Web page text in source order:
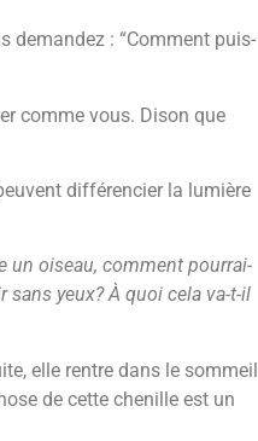
demandez : “Comment puis-
comme vous. Dison que
différencier la lumière
un oiseau, comment pourrai-
sans yeux? À quoi cela va-t-il
elle rentre dans le sommeil
de cette chenille est un